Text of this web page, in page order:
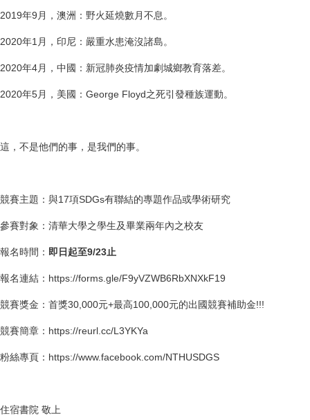
2019年9月，澳洲：野火延燒數月不息。
2020年1月，印尼：嚴重水患淹沒諸島。
2020年4月，中國：新冠肺炎疫情加劇城鄉教育落差。
2020年5月，美國：George Floyd之死引發種族運動。
這，不是他們的事，是我們的事。
競賽主題：與17項SDGs有聯結的專題作品或學術研究
參賽對象：清華大學之學生及畢業兩年內之校友
報名時間： 即日起至9/23止
報名連結：https://forms.gle/F9yVZWB6RbXNXkF19
競賽獎金：首獎30,000元+最高100,000元的出國競賽補助金!!!
競賽簡章：https://reurl.cc/L3YKYa
粉絲專頁：https://www.facebook.com/NTHUSDGS
住宿書院 敬上